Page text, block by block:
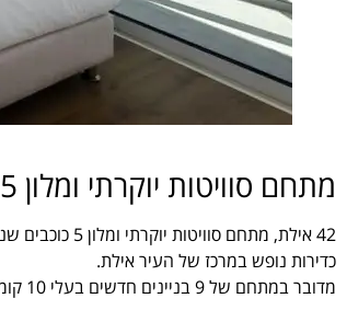
מתחם סוויטות יוקרתי ומלון 5 כוכבים -42 אילת
כדירות נופש במרכז של העיר אילת.
מדובר במתחם של 9 בניינים חדשים בעלי 10 קומות הכוללים: דופלקסים, דירות פנטאוז עם בריכות שחייה פרטיות במרפסת ודירות גן עם ג'אקוזי.